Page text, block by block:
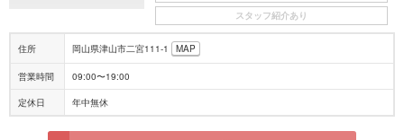
スタッフ紹介あり
住所 岡山県津山市二宮111-1 MAP
営業時間 09:00〜19:00
定休日 年中無休